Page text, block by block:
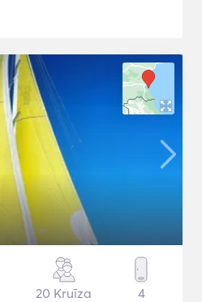
20 Kruīza 4